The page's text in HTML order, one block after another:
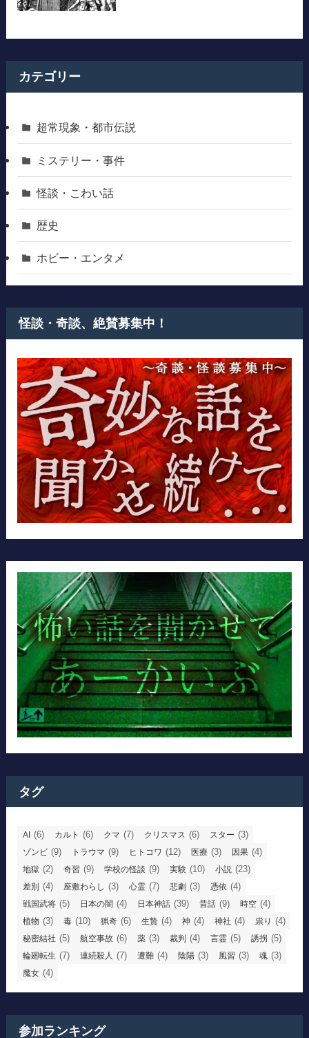
カテゴリー
超常現象・都市伝説
ミステリー・事件
怪談・こわい話
歴史
ホビー・エンタメ
怪談・奇談、絶賛募集中！
タグ
AI (6) カルト (6) クマ (7) クリスマス (6) スター (3)
ゾンビ (9) トラウマ (9) ヒトコワ (12) 医療 (3) 因果 (4)
地獄 (2) 奇習 (9) 学校の怪談 (9) 実験 (10) 小説 (23)
差別 (4) 座敷わらし (3) 心霊 (7) 悲劇 (3) 憑依 (4)
戦国武将 (5) 日本の闇 (4) 日本神話 (39) 昔話 (9) 時空 (4)
植物 (3) 毒 (10) 猟奇 (6) 生贄 (4) 神 (4) 神社 (4) 祟り (4)
秘密結社 (5) 航空事故 (6) 薬 (3) 裁判 (4) 言霊 (5) 誘拐 (5)
輪廻転生 (7) 連続殺人 (7) 遭難 (4) 陰陽 (3) 風習 (3) 魂 (3)
魔女 (4)
参加ランキング